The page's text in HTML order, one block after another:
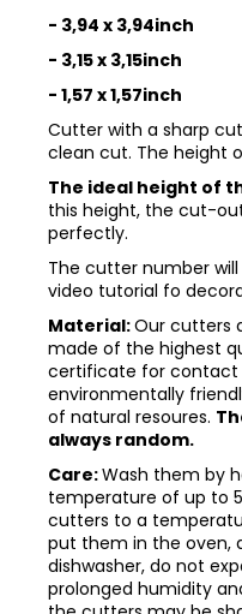
- 3,94 x 3,94inch
- 3,15 x 3,15inch
- 1,57 x 1,57inch
Cutter with a sharp
clean cut. The height
The ideal height of
this height, the cut-
perfectly.
The cutter number
video tutorial fo
Material:Our cutters
made of the highest
certificate for contact
environmentally
of natural resoures.
always random.
Care:Wash them by
temperature of up to
cutters to a
put them in the oven,
dishwasher, do not
prolonged humidity